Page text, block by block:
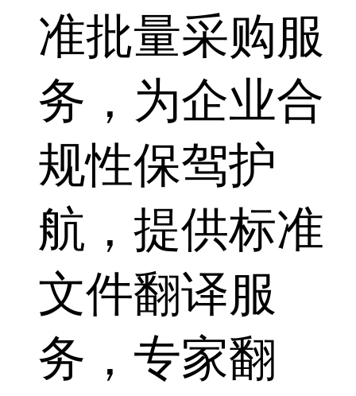
准批量采购服
务，为企业合
规性保驾护
航，提供标准
文件翻译服
务，专家翻